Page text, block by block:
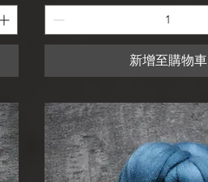
新增至購物車